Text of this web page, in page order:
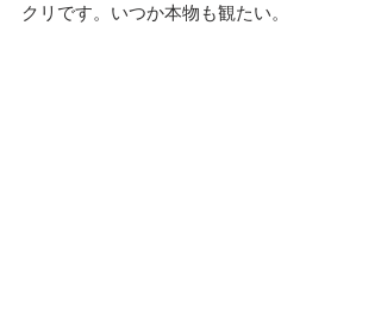
クリです。いつか本物も観たい。